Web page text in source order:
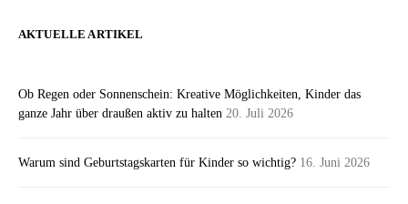
AKTUELLE ARTIKEL
Ob Regen oder Sonnenschein: Kreative Möglichkeiten, Kinder das
ganze Jahr über draußen aktiv zu halten 20. Juli 2026
Warum sind Geburtstagskarten für Kinder so wichtig? 16. Juni 2026